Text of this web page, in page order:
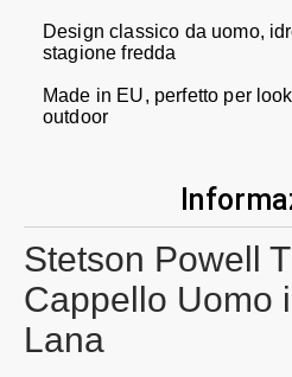
Design classico da uomo,
stagione fredda
Made in EU, perfetto per
outdoor
Stetson Powell
Cappello Uomo
Lana